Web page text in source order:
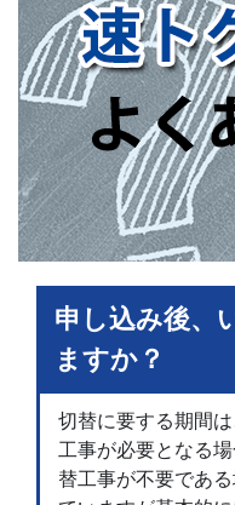
申し込み後、
ますか？
切替に要する期間
工事が必要となる
替工事が不要であ